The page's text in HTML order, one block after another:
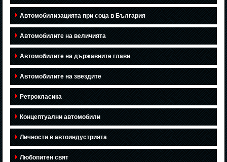
Автомобилизацията при соца в България
Автомобилите на величията
Автомобилите на държавните глави
Автомобилите на звездите
Ретрокласика
Концептуални автомобили
Личности в автоиндустрията
Любопитен свят